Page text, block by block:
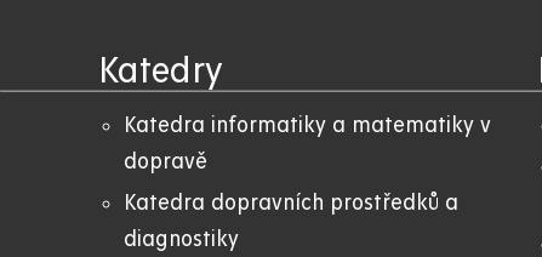
Katedry
Katedra informatiky a matematiky v
dopravě
Katedra dopravních prostředků a
diagnostiky